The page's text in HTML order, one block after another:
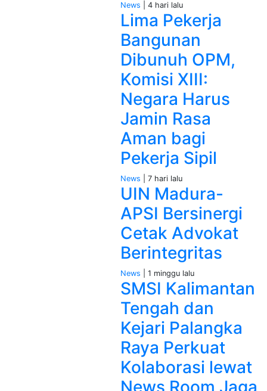
News | 4 hari lalu
Lima Pekerja
Bangunan
Dibunuh OPM,
Komisi XIII:
Negara Harus
Jamin Rasa
Aman bagi
Pekerja Sipil
News | 7 hari lalu
UIN Madura-
APSI Bersinergi
Cetak Advokat
Berintegritas
News | 1 minggu lalu
SMSI Kalimantan
Tengah dan
Kejari Palangka
Raya Perkuat
Kolaborasi lewat